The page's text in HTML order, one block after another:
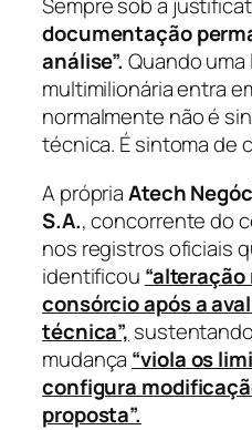
Sempre sob a
documentação
análise”. Quando
multimilionária entra
normalmente não é
técnica. É sintoma de
A própriaAtech
S.A., concorrente do
nos registros oficiais
identificou
consórcio após a
técnica”,
mudança “viola os
configura
proposta”.